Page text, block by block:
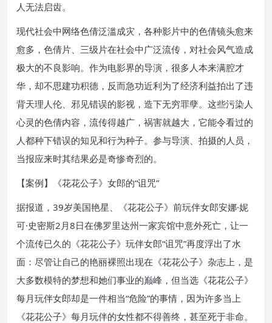
人无法启齿。
现代社会中网络色倩泛滥成灾，各种影片中的色倩镜头愈来
愈多，色倩片、三级片在社会中广泛流传，对社会风气造成
极大的不良影响。作为电影界的导演，很多人本来满腔才
华，却不思建功积德，反而急功近利为了经济利益拍出了违
背天理人伦、邪见错误的影视，造下无穷罪孽。这些污染人
心灵的色倩内容，流传得越广，祸害就越大，它能令看过的
人都种下错误的知见和行为种子。参与导演、拍摄的人员，
当报应来时其结果必是奇惨奇烈的。
【案例】《花花公子》女郎的“诅咒”
据报道，39岁美国艳星、《花花公子》前玩伴女郎安娜·妮
可·史密斯2月8日在佛罗里达州一家宾馆中意外死亡，让一
个流传已久的《花花公子》玩伴女郎“诅咒”再度浮出了水
面：尽管让自己的艳丽裸照出现在《花花公子》杂志上，是
大多数模特的梦想和她们事业的巅峰，但当选《花花公子》
每月玩伴女郎却是一件相当“危险”的事情，因为许多当上
《花花公子》每月玩伴的女性都不得善终，甚至死于非命。